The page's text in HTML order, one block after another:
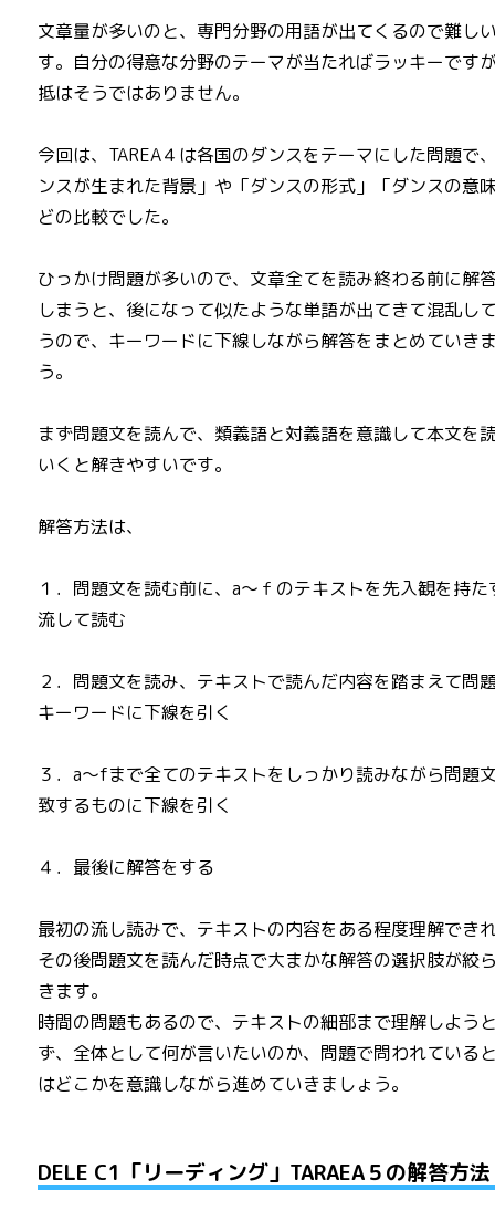
文章量が多いのと、専門分野の用語が出てくるので難し
す。自分の得意な分野のテーマが当たればラッキーです
抵はそうではありません。
今回は、TAREA４は各国のダンスをテーマにした問題で
ンスが生まれた背景」や「ダンスの形式」「ダンスの意
どの比較でした。
ひっかけ問題が多いので、文章全てを読み終わる前に解
しまうと、後になって似たような単語が出てきて混乱し
うので、キーワードに下線しながら解答をまとめていき
う。
まず問題文を読んで、類義語と対義語を意識して本文を
いくと解きやすいです。
解答方法は、
１．問題文を読む前に、a～ｆのテキストを先入観を持た
流して読む
２．問題文を読み、テキストで読んだ内容を踏まえて問
キーワードに下線を引く
３．a～fまで全てのテキストをしっかり読みながら問題
致するものに下線を引く
４．最後に解答をする
最初の流し読みで、テキストの内容をある程度理解でき
その後問題文を読んだ時点で大まかな解答の選択肢が絞
きます。
時間の問題もあるので、テキストの細部まで理解しよう
ず、全体として何が言いたいのか、問題で問われている
はどこかを意識しながら進めていきましょう。
DELE C1「リーディング」TARAEA５の解答方法